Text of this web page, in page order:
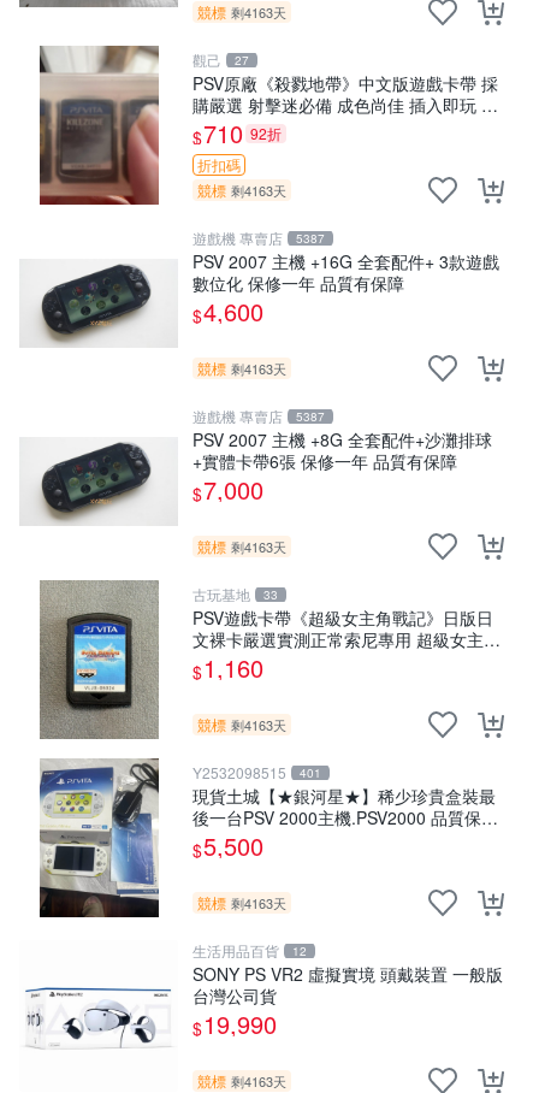
競標 剩4163天
觀己 27
PSV原廠《殺戮地帶》中文版遊戲卡帶 採
購嚴選 射擊迷必備 成色尚佳 插入即玩 殺
戮地帶 PSV 射擊 游戲
$710 92折
折扣碼
競標 剩4163天
遊戲機 專賣店 5387
PSV 2007 主機 +16G 全套配件+ 3款遊戲
數位化 保修一年 品質有保障
$4,600
競標 剩4163天
遊戲機 專賣店 5387
PSV 2007 主機 +8G 全套配件+沙灘排球
+實體卡帶6張 保修一年 品質有保障
$7,000
競標 剩4163天
古玩基地 33
PSV遊戲卡帶《超級女主角戰記》日版日
文裸卡嚴選實測正常索尼專用 超級女主角
戰記 PSV 日版 裸卡
$1,160
競標 剩4163天
Y2532098515 401
現貨土城【★銀河星★】稀少珍貴盒裝最
後一台PSV 2000主機.PSV2000 品質保證
日版可轉換中文
$5,500
競標 剩4163天
生活用品百貨 12
SONY PS VR2 虛擬實境 頭戴裝置 一般版
台灣公司貨
$19,990
競標 剩4163天